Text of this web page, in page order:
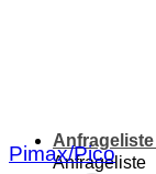
Anfrageliste
Anfrageliste
Pimax/Pico